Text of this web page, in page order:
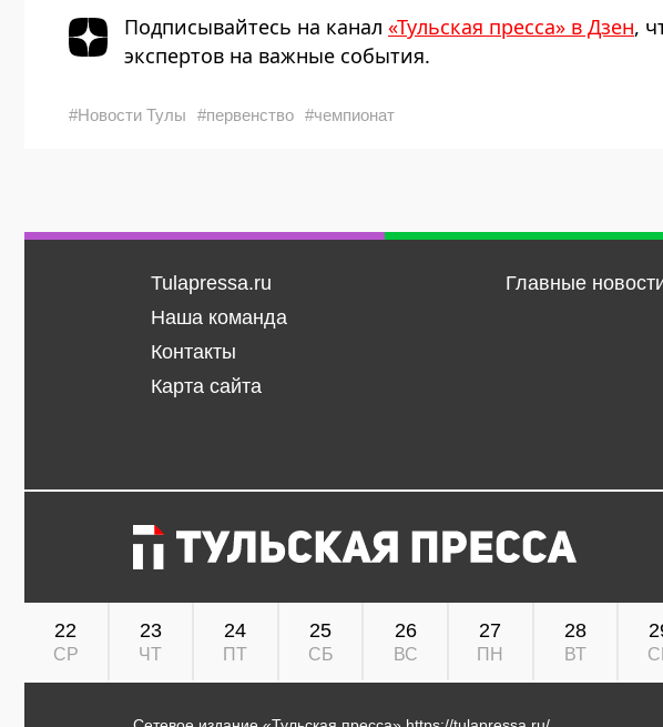
Подписывайтесь на канал «Тульская пресса» в Дзен,
экспертов на важные события.
#Новости Тулы #первенство #чемпионат
Tulapressa.ru
Наша команда
Контакты
Карта сайта
Главные
22
СР
23
ЧТ
24
ПТ
25
СБ
26
ВС
27
ПН
28
ВТ